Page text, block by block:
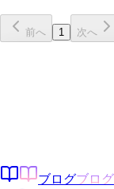
前へ 1 次へ
ブログブログ